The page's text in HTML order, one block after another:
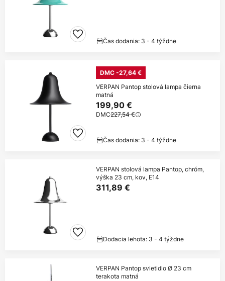
Čas dodania: 3 - 4 týždne
DMC -27,64 €
VERPAN Pantop stolová lampa čierna
matná
199,90 €
DMC227,54 €
Čas dodania: 3 - 4 týždne
VERPAN stolová lampa Pantop, chróm,
výška 23 cm, kov, E14
311,89 €
Dodacia lehota: 3 - 4 týždne
VERPAN Pantop svietidlo Ø 23 cm
terakota matná